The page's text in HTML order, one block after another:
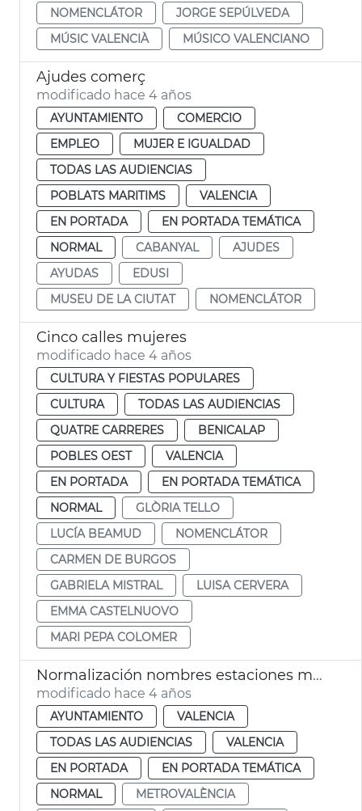
NOMENCLÁTOR
JORGE SEPÚLVEDA
MÚSIC VALENCIÀ
MÚSICO VALENCIANO
Ajudes comerç
modificado hace 4 años
AYUNTAMIENTO
COMERCIO
EMPLEO
MUJER E IGUALDAD
TODAS LAS AUDIENCIAS
POBLATS MARITIMS
VALENCIA
EN PORTADA
EN PORTADA TEMÁTICA
NORMAL
CABANYAL
AJUDES
AYUDAS
EDUSI
MUSEU DE LA CIUTAT
NOMENCLÁTOR
Cinco calles mujeres
modificado hace 4 años
CULTURA Y FIESTAS POPULARES
CULTURA
TODAS LAS AUDIENCIAS
QUATRE CARRERES
BENICALAP
POBLES OEST
VALENCIA
EN PORTADA
EN PORTADA TEMÁTICA
NORMAL
GLÒRIA TELLO
LUCÍA BEAMUD
NOMENCLÁTOR
CARMEN DE BURGOS
GABRIELA MISTRAL
LUISA CERVERA
EMMA CASTELNUOVO
MARI PEPA COLOMER
Normalización nombres estaciones metro
modificado hace 4 años
AYUNTAMIENTO
VALENCIA
TODAS LAS AUDIENCIAS
VALENCIA
EN PORTADA
EN PORTADA TEMÁTICA
NORMAL
METROVALÈNCIA